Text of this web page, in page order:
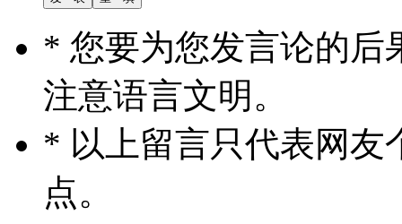
* 您要为您发言论的后
注意语言文明。
* 以上留言只代表网友
点。